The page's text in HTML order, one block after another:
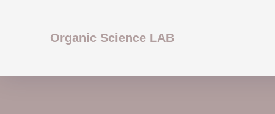
Organic Science LAB